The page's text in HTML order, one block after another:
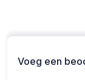
Voeg een